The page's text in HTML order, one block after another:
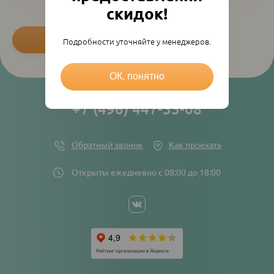
Открыты ежедневно с 08:00 до 18:00
+7 (496) 447-33-08
Обратный звонок Как проехать
Social
links
скидок!
Подробности уточняйте у менеджеров.
ОК, понятно